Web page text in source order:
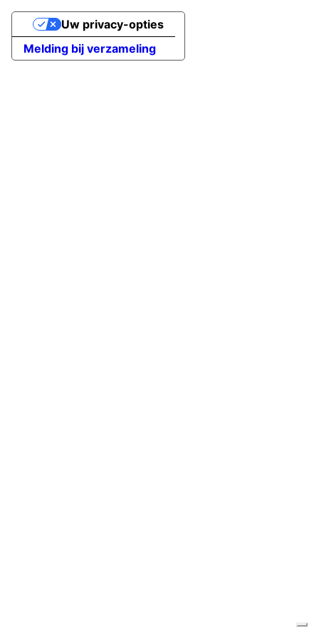
Melding bij verzameling
Uw privacy-opties